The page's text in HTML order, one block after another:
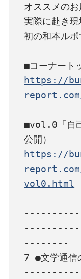
オススメの
実際に赴き現
初の和本ルポ
https://
■vol.0「自
https://
vol0.html
--------
7 ●文学通信